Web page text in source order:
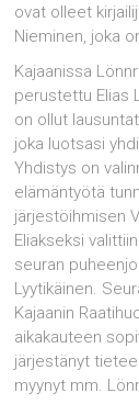
ovat olleet
Nieminen, joka
Kajaanissa
perustettu Elias
on ollut
joka luotsasi
Yhdistys on
elämäntyötä
järjestöihmisen
Eliakseksi
seuran
Lyytikäinen.
Kajaanin
aikakauteen
järjestänyt
myynyt mm.